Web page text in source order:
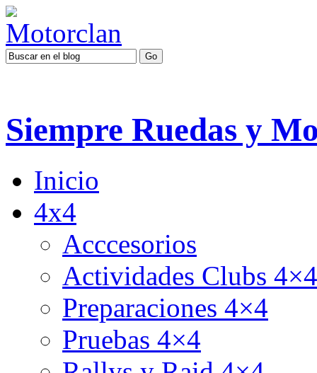
Siempre Ruedas y
Inicio
4x4
Acccesorios
Actividades Clubs 4×4
Preparaciones 4×4
Pruebas 4×4